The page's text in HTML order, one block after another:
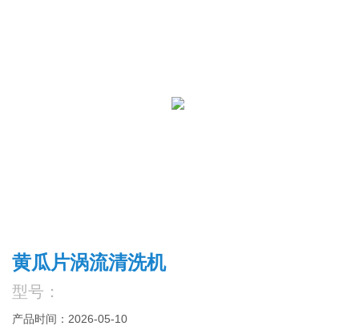
黄瓜片涡流清洗机
型号：
产品时间：2026-05-10